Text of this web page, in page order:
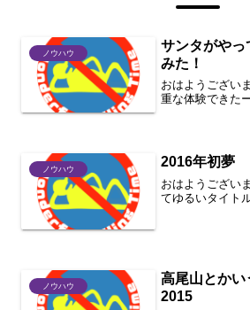
ノウハウ
サンタがや
みた！
おはようござい
重な体験できた
ノウハウ 2016年初夢
おはようござい
てゆるいタイト
ノウハウ
高尾山とかい
2015